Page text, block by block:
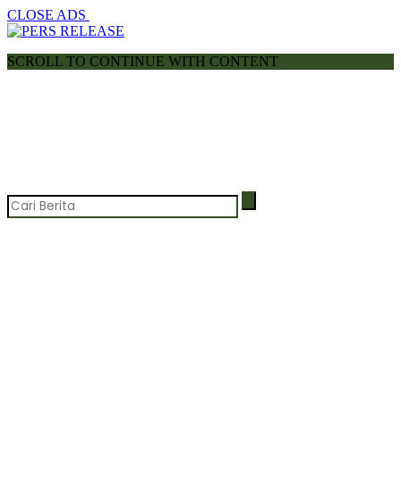
CLOSE ADS
SCROLL TO CONTINUE WITH CONTENT